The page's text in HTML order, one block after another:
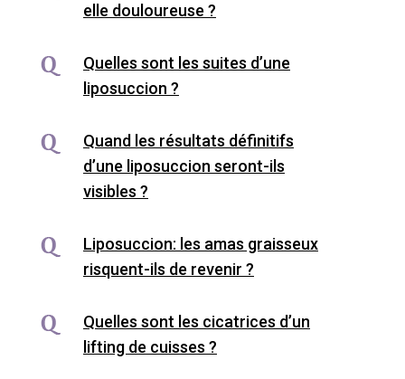
elle douloureuse ?
Quelles sont les suites d’une
liposuccion ?
Quand les résultats définitifs
d’une liposuccion seront-ils
visibles ?
Liposuccion: les amas graisseux
risquent-ils de revenir ?
Quelles sont les cicatrices d’un
lifting de cuisses ?